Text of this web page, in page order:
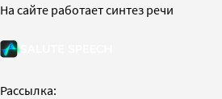
На сайте работает синтез речи
Рассылка: